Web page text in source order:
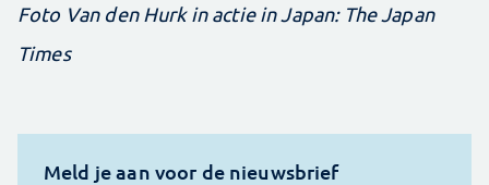
Foto Van den Hurk in actie in Japan: The Japan
Times
Meld je aan voor de nieuwsbrief